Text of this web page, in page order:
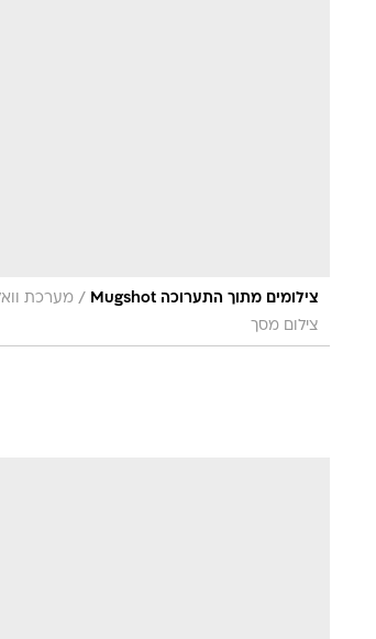
צילומים מתוך התערוכה Mugshot / מערכת
צילום מסך